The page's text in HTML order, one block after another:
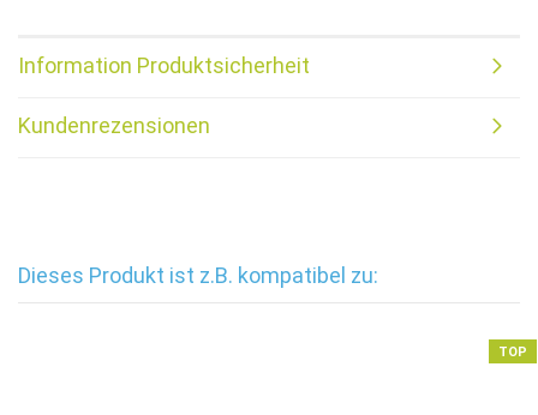
Information Produktsicherheit
Kundenrezensionen
Dieses Produkt ist z.B. kompatibel zu:
TOP